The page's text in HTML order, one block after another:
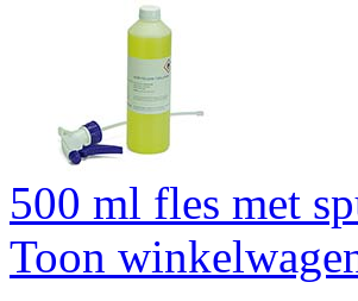
500 ml fles met
Toon